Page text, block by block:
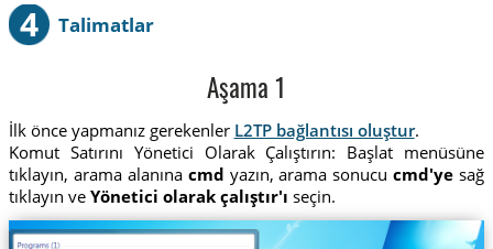
4 Talimatlar
Aşama 1
İlk önce yapmanız gerekenler L2TP bağlantısı oluştur.
Komut Satırını Yönetici Olarak Çalıştırın: Başlat menüsüne
tıklayın, arama alanına cmd yazın, arama sonucucmd'ye sağ
tıklayın ve Yönetici olarak çalıştır'ı seçin.